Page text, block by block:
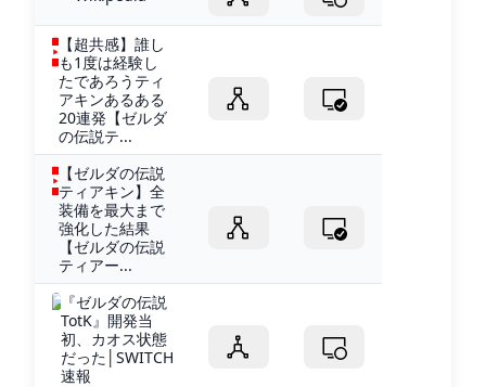
【超共感】誰し
も1度は経験し
たであろうティ
アキンあるある
20連発【ゼルダ
の伝説テ...
【ゼルダの伝説
ティアキン】全
装備を最大まで
強化した結果
【ゼルダの伝説
ティアー...
『ゼルダの伝説
TotK』開発当
初、カオス状態
だった│SWITCH
速報